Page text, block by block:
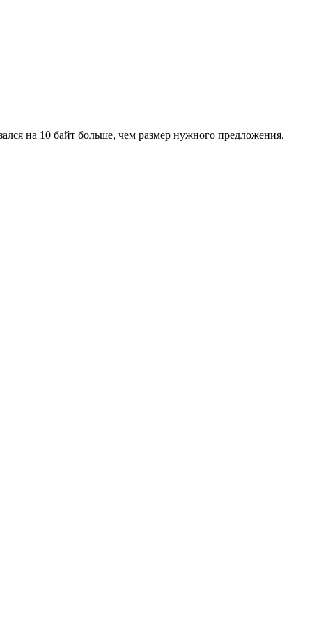
на 10 байт больше, чем размер нужного предложения.